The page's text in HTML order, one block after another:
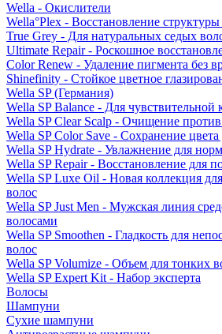
Wella - Окислители
Wella°Plex - Восстановление структуры
True Grey - Для натуральных седых
Ultimate Repair - Роскошное
Color Renew - Удаление пигмента без
Shinefinity - Стойкое цветное
Wella SP (Германия)
Wella SP Balance - Для
Wella SP Clear Scalp - Очищение
Wella SP Color Save - Сохранение
Wella SP Hydrate - Увлажнение для
Wella SP Repair - Восстановление для
Wella SP Luxe Oil - Новая коллекция
волос
Wella SP Just Men - Мужская линия
волосами
Wella SP Smoothen - Гладкость для
волос
Wella SP Volumize - Объем для тонких
Wella SP Expert Kit - Набор эксперта
Волосы
Шампуни
Сухие шампуни